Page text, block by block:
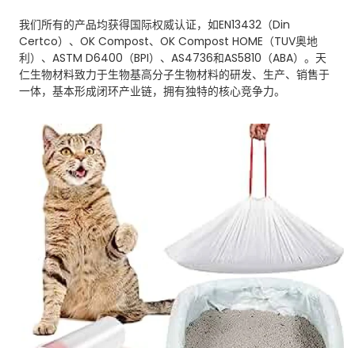
我们所有的产品均获得国际权威认证，如EN13432（Din
Certco）、OK Compost、OK Compost HOME（TUV奥地
利）、ASTM D6400（BPI）、AS4736和AS5810（ABA）。天
仁生物材料致力于生物基高分子生物材料的研发、生产、销售于
一体，基本形成闭环产业链，拥有独特的核心竞争力。